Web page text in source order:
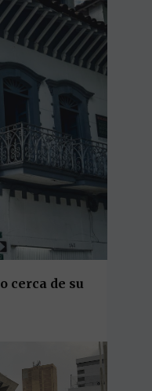
cerca de su